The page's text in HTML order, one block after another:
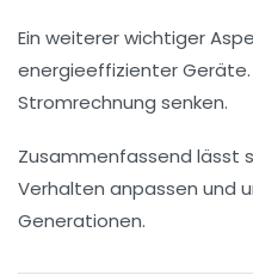
Ein weiterer wichtiger
energieeffizienter Geräte.
Stromrechnung senken.
Zusammenfassend lässt
Verhalten anpassen und
Generationen.